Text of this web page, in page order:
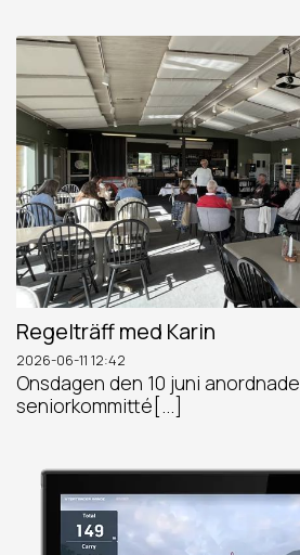
Regelträff med Karin
2026-06-11 12:42
Onsdagen den 10 juni anordnade
seniorkommitté[...]